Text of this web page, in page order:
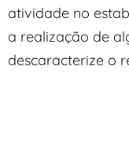
atividade no
a realização de
descaracterize o